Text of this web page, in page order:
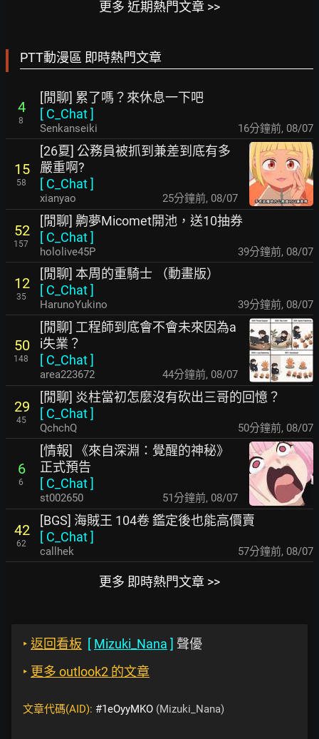
更多 近期熱門文章 >>
PTT動漫區 即時熱門文章
4
8
[閒聊] 累了嗎？來休息一下吧
[ C_Chat]
Senkanseiki 16分鐘前, 08/07
15
58
[26夏] 公務員被抓到兼差到底有多
嚴重啊?
[ C_Chat]
xianyao 25分鐘前, 08/07
52
157
[閒聊] 齁夢Micomet開池，送10抽券
[ C_Chat]
hololive45P 39分鐘前, 08/07
12
35
[閒聊] 本周的重騎士 （動畫版）
[ C_Chat]
HarunoYukino 39分鐘前, 08/07
50
148
[閒聊] 工程師到底會不會未來因為a
i失業？
[ C_Chat]
area223672 44分鐘前, 08/07
29
45
[閒聊] 炎柱當初怎麼沒有砍出三哥的回憶？
[ C_Chat]
QchchQ 50分鐘前, 08/07
6
6
[情報] 《來自深淵：覺醒的神秘》
正式預告
[ C_Chat]
st002650 51分鐘前, 08/07
42
62
[BGS] 海賊王 104卷 鑑定後也能高價賣
[ C_Chat]
callhek 57分鐘前, 08/07
更多 即時熱門文章 >>
‣ 返回看板 [ Mizuki_Nana ] 聲優
‣ 更多 outlook2 的文章
文章代碼(AID): #1eOyyMKO (Mizuki_Nana)